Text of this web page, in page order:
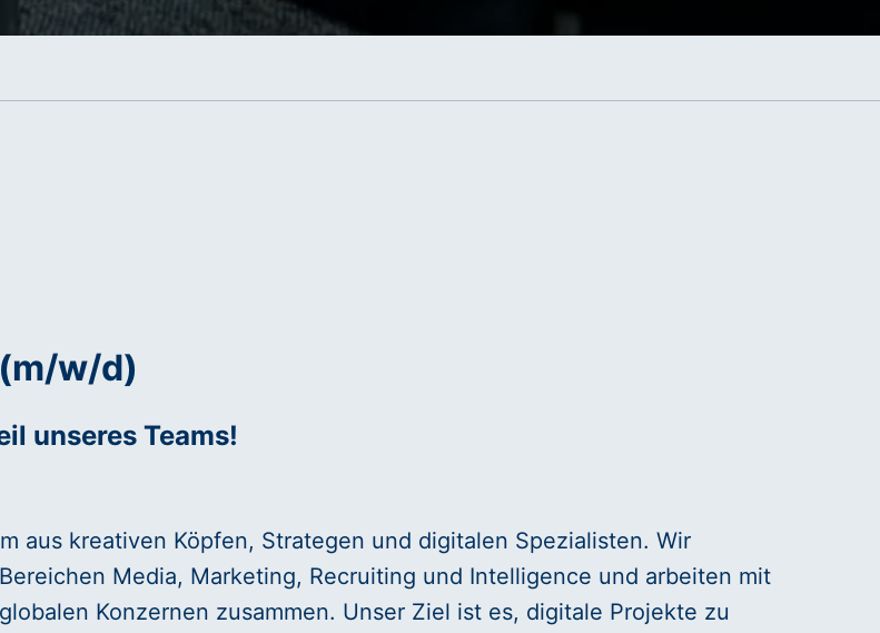
w/d)
unseres Teams!
aus kreativen Köpfen, Strategen und digitalen Spezialisten. Wir
Media, Marketing, Recruiting und Intelligence und arbeiten mit
Konzernen zusammen. Unser Ziel ist es, digitale Projekte zu